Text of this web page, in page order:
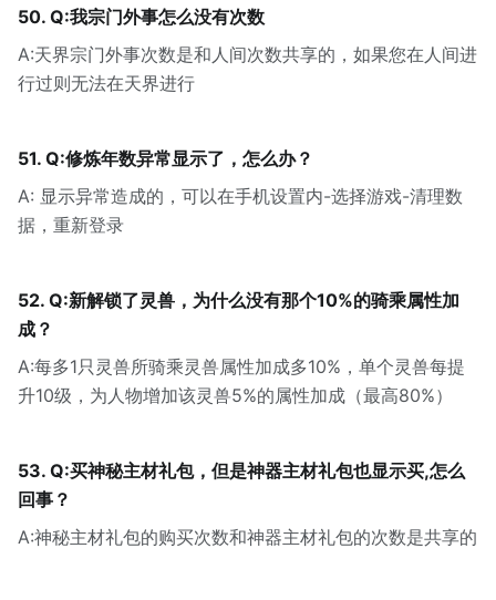
50. Q:我宗门外事怎么没有次数
A:天界宗门外事次数是和人间次数共享的，如果您在人间进
行过则无法在天界进行
51. Q:修炼年数异常显示了，怎么办？
A: 显示异常造成的，可以在手机设置内-选择游戏-清理数
据，重新登录
52. Q:新解锁了灵兽，为什么没有那个10%的骑乘属性加
成？
A:每多1只灵兽所骑乘灵兽属性加成多10%，单个灵兽每提
升10级，为人物增加该灵兽5%的属性加成（最高80%）
53. Q:买神秘主材礼包，但是神器主材礼包也显示买,怎么
回事？
A:神秘主材礼包的购买次数和神器主材礼包的次数是共享的